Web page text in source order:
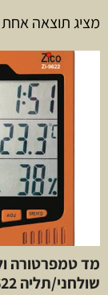
מציג תוצאה אחת
מד טמפרטורה
שולחני/תליה ZI-9622